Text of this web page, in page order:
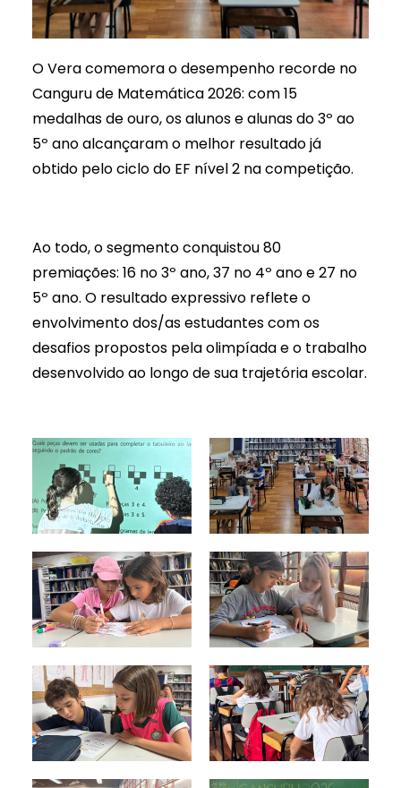
O Vera comemora o desempenho recorde no
Canguru de Matemática 2026: com 15
medalhas de ouro, os alunos e alunas do 3º ao
5º ano alcançaram o melhor resultado já
obtido pelo ciclo do EF nível 2 na competição.
Ao todo, o segmento conquistou 80
premiações: 16 no 3º ano, 37 no 4º ano e 27 no
5º ano. O resultado expressivo reflete o
envolvimento dos/as estudantes com os
desafios propostos pela olimpíada e o trabalho
desenvolvido ao longo de sua trajetória escolar.